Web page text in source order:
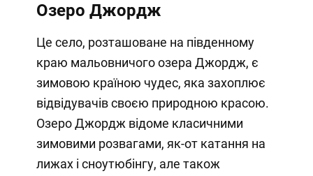
Озеро Джордж
Це село, розташоване на південному
краю мальовничого озера Джордж, є
зимовою країною чудес, яка захоплює
відвідувачів своєю природною красою.
Озеро Джордж відоме класичними
зимовими розвагами, як-от катання на
лижах і сноутюбінгу, але також